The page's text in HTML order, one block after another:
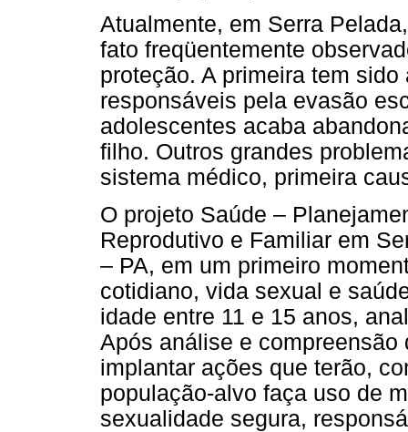
Atualmente, em Serra
fato freqüentemente
proteção. A primeira tem
responsáveis pela evasão
adolescentes acaba
filho. Outros grandes
sistema médico, primeira
O projeto Saúde –
Reprodutivo e Familiar em
– PA, em um primeiro
cotidiano, vida sexual e
idade entre 11 e 15 anos,
Após análise e
implantar ações que terão,
população-alvo faça uso de
sexualidade segura,